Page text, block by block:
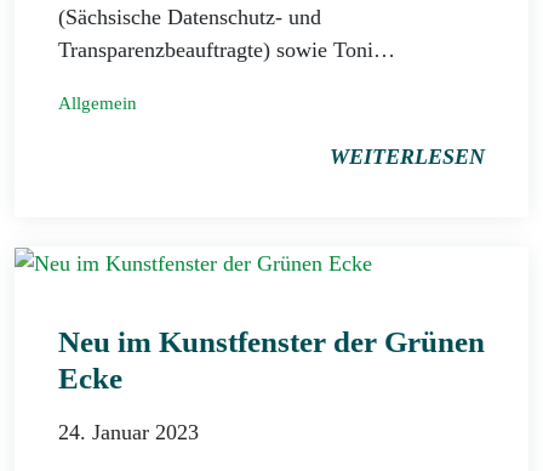
(Sächsische Datenschutz- und
Transparenzbeauftragte) sowie Toni…
Allgemein
WEITERLESEN
Neu im Kunstfenster der Grünen
Ecke
24. Januar 2023